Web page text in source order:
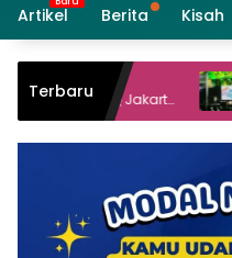
Artikel Berita Kisah
Terbaru
Haul Gus Dur ke-
Masyarakat